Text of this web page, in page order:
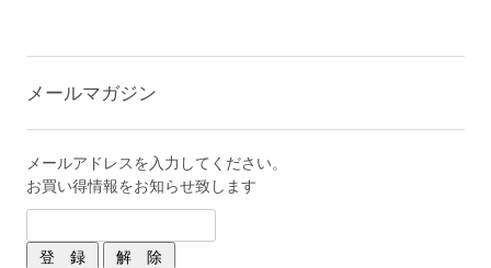
メールマガジン
メールアドレスを入力してください。
お買い得情報をお知らせ致します